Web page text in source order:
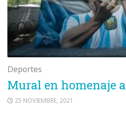
Deportes
Mural en homenaje
25 NOVIEMBRE, 2021